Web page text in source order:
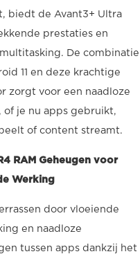
biedt de Avant3+ Ultra
prestaties en
De combinatie
11 en deze krachtige
zorgt voor een naadloze
of je nu apps gebruikt,
of content streamt.
RAM Geheugen voor
Werking
door vloeiende
en naadloze
tussen apps dankzij het